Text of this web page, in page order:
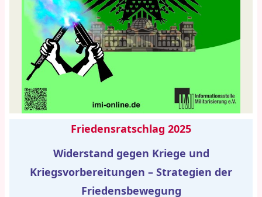
Friedensratschlag 2025
Widerstand gegen Kriege und
Kriegsvorbereitungen – Strategien der
Friedensbewegung